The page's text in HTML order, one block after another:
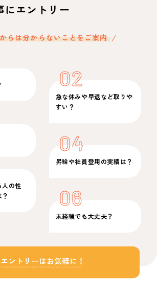
にエントリー
らは分からないことをご案内
02
急な休みや早退など取りや
すい？
04
昇給や社員登用の実績は？
人の性
06
未経験でも大丈夫？